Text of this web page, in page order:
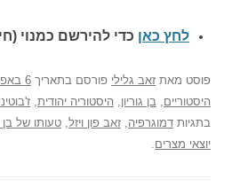
לחץ כאן כדי להירשם כמנוי
פוסט מאת זאב גלילי פורסם בתאריך 6 באפריל 2009
היסטוריים, בן גוריון, היסטוריה יהודית,
בתגיות דמוגרפיה, זאב פון ויזל, טעותו של בן
יוצאי מצרים.